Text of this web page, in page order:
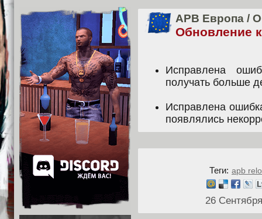
APB Европа /
Обновление
Исправлена
получать больше
Исправлена
появлялись
Теги: apb
26